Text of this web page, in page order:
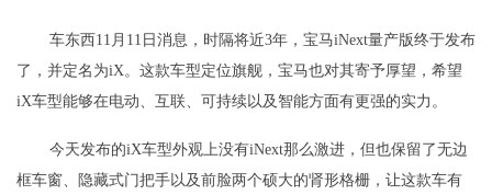
车东西11月11日消息，时隔将近3年，宝马iNext量产版终于发布
了，并定名为iX。这款车型定位旗舰，宝马也对其寄予厚望，希望
iX车型能够在电动、互联、可持续以及智能方面有更强的实力。
今天发布的iX车型外观上没有iNext那么激进，但也保留了无边
框车窗、隐藏式门把手以及前脸两个硕大的肾形格栅，让这款车有